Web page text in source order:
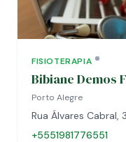
FISIOTERAPIA
Bibiane Demos
Porto Alegre
Rua Álvares Cabral,
+5551981776551